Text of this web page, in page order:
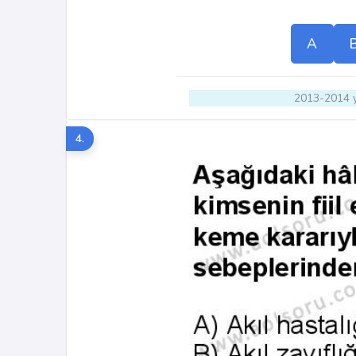
A
2013-2014
4.